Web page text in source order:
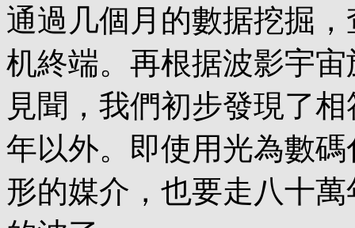
通過几個月的數据挖掘
机終端。再根据波影宇宙
見聞，我們初步發現了
年以外。即使用光為數
形的媒介，也要走八十